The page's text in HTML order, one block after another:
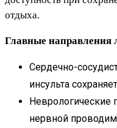
отдыха.
Главные направления
Сердечно-
инсульта
Неврологические
нервной